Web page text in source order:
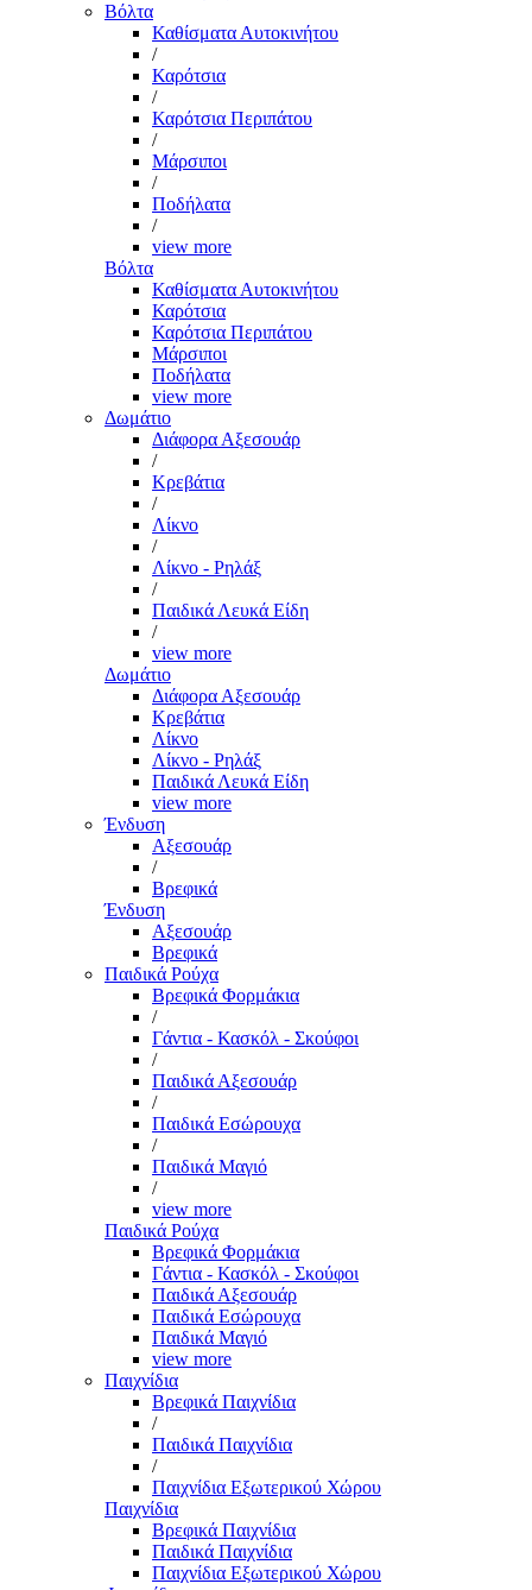
Βόλτα
Καθίσματα Αυτοκινήτου
/
Καρότσια
/
Καρότσια Περιπάτου
/
Μάρσιποι
/
Ποδήλατα
/
view more
Βόλτα
Καθίσματα Αυτοκινήτου
Καρότσια
Καρότσια Περιπάτου
Μάρσιποι
Ποδήλατα
view more
Δωμάτιο
Διάφορα Αξεσουάρ
/
Κρεβάτια
/
Λίκνο
/
Λίκνο - Ρηλάξ
/
Παιδικά Λευκά Είδη
/
view more
Δωμάτιο
Διάφορα Αξεσουάρ
Κρεβάτια
Λίκνο
Λίκνο - Ρηλάξ
Παιδικά Λευκά Είδη
view more
Ένδυση
Αξεσουάρ
/
Βρεφικά
Ένδυση
Αξεσουάρ
Βρεφικά
Παιδικά Ρούχα
Βρεφικά Φορμάκια
/
Γάντια - Κασκόλ - Σκούφοι
/
Παιδικά Αξεσουάρ
/
Παιδικά Εσώρουχα
/
Παιδικά Μαγιό
/
view more
Παιδικά Ρούχα
Βρεφικά Φορμάκια
Γάντια - Κασκόλ - Σκούφοι
Παιδικά Αξεσουάρ
Παιδικά Εσώρουχα
Παιδικά Μαγιό
view more
Παιχνίδια
Βρεφικά Παιχνίδια
/
Παιδικά Παιχνίδια
/
Παιχνίδια Εξωτερικού Χώρου
Παιχνίδια
Βρεφικά Παιχνίδια
Παιδικά Παιχνίδια
Παιχνίδια Εξωτερικού Χώρου